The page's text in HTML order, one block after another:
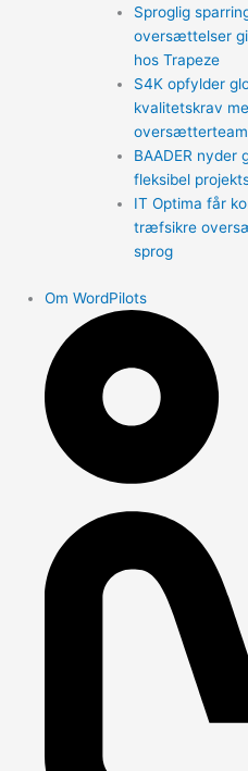
Sproglig
oversættelser
hos Trapeze
S4K opfylder
kvalitetskrav
oversætterteam
BAADER nyder
fleksibel
IT Optima får
træfsikre
sprog
Om WordPilots